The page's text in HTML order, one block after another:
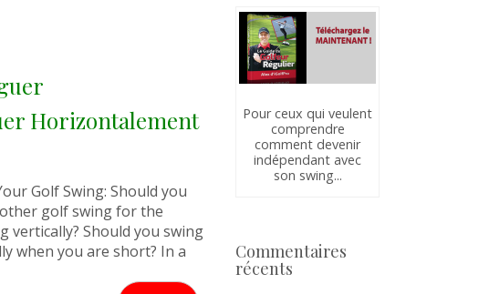
Horizontalement
Golf Swing: Should you
golf swing for the
vertically? Should you swing
when you are short? In a
Pour ceux qui veulent
comprendre
comment devenir
indépendant avec
son swing...
Commentaires
récents